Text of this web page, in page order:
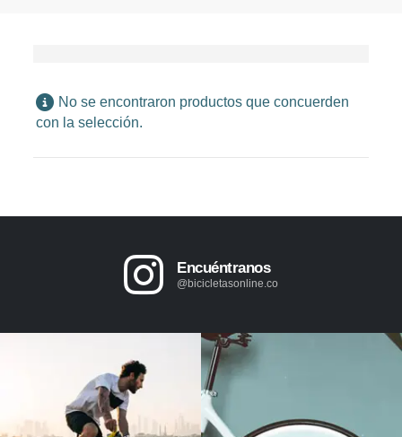
No se encontraron productos que concuerden
con la selección.
Encuéntranos
@bicicletasonline.co